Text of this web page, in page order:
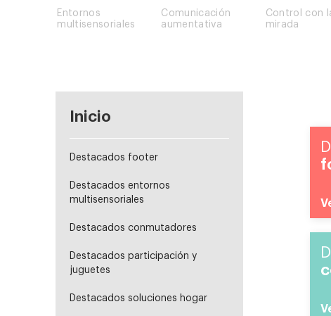
Entornos
multisensoriales
Comunicación
aumentativa
Control con
mirada
Inicio
Destacados footer
Destacados entornos
multisensoriales
Destacados conmutadores
Destacados participación y
juguetes
Destacados soluciones hogar